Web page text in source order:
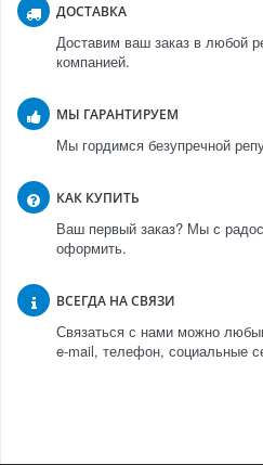
ДОСТАВКА
Доставим ваш заказ в любой
компанией.
МЫ ГАРАНТИРУЕМ
Мы гордимся безупречной
КАК КУПИТЬ
Ваш первый заказ? Мы с
оформить.
ВСЕГДА НА СВЯЗИ
Связаться с нами можно
e-mail, телефон, социальные